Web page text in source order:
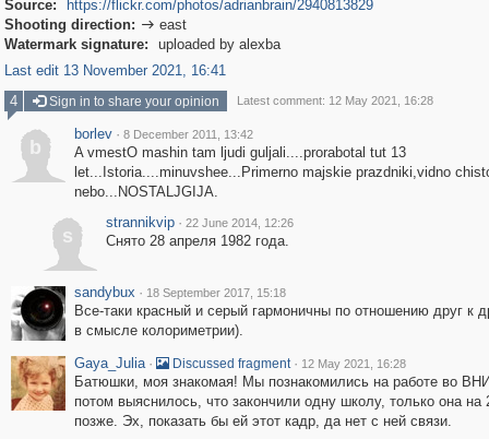
Source:
https://flickr.com/photos/adrianbrain/2940813829
Shooting direction:  east
Watermark signature:
uploaded by alexba
Last edit 13 November 2021, 16:41
4
Sign in to share your opinion Latest comment: 12 May 2021, 16:28
b
borlev · 8 December 2011, 13:42
A vmestO mashin tam ljudi guljali....prorabotal tut 13
let...Istoria....minuvshee...Primerno majskie prazdniki,vidno
nebo...NOSTALJGIJA.
s
strannikvip · 22 June 2014, 12:26
Снято 28 апреля 1982 года.
sandybux · 18 September 2017, 15:18
Все-таки красный и серый гармоничны по отношению друг к
в смысле колориметрии).
Gaya_Julia · Discussed fragment · 12 May 2021, 16:28
Батюшки, моя знакомая! Мы познакомились на работе во
потом выяснилось, что закончили одну школу, только она на
позже. Эх, показать бы ей этот кадр, да нет с ней связи.